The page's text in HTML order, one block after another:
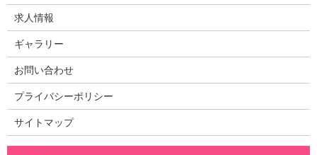
求人情報
ギャラリー
お問い合わせ
プライバシーポリシー
サイトマップ